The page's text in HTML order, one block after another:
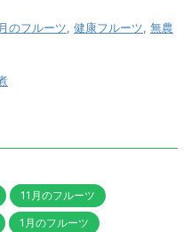
のフルーツ 健康フルーツ 無農
11月のフルーツ
1月のフルーツ